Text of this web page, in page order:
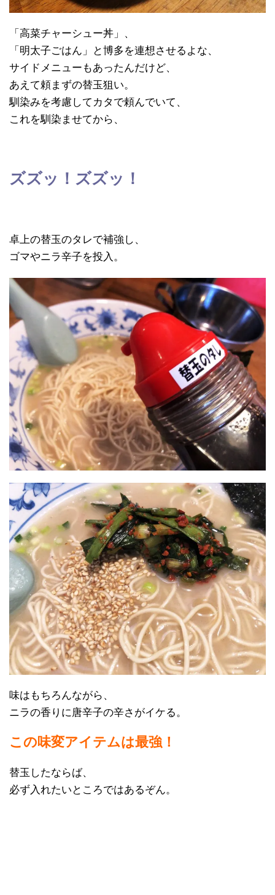
「高菜チャーシュー丼」、
「明太子ごはん」と博多を連想させるよな、
サイドメニューもあったんだけど、
あえて頼まずの替玉狙い。
馴染みを考慮してカタで頼んでいて、
これを馴染ませてから、
ズズッ！ズズッ！
卓上の替玉のタレで補強し、
ゴマやニラ辛子を投入。
味はもちろんながら、
ニラの香りに唐辛子の辛さがイケる。
この味変アイテムは最強！
替玉したならば、
必ず入れたいところではあるぞん。